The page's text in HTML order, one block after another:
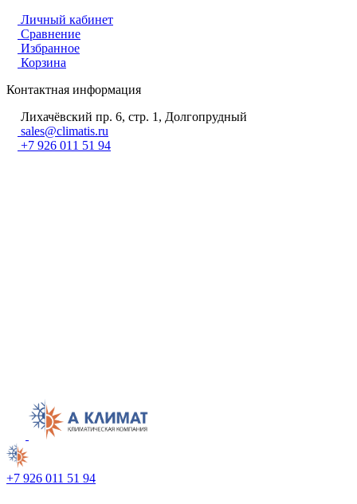
Личный кабинет
Сравнение
Избранное
Корзина
Контактная информация
Лихачёвский пр. 6, стр. 1, Долгопрудный
sales@climatis.ru
+7 926 011 51 94
+7 926 011 51 94